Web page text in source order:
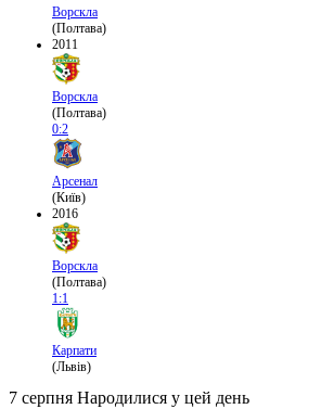
Ворскла
(Полтава)
2011
Ворскла
(Полтава)
0:2
Арсенал
(Київ)
2016
Ворскла
(Полтава)
1:1
Карпати
(Львів)
7 серпня Народилися у цей день